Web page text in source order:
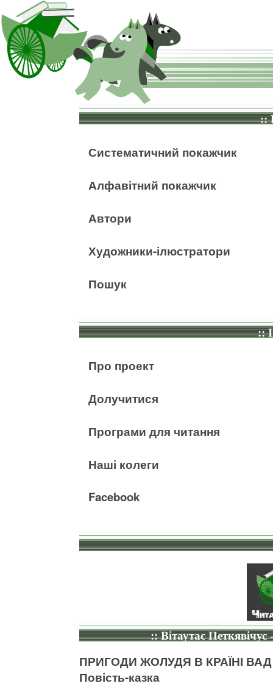
::
Систематичний покажчик
Алфавітний покажчик
Автори
Художники-ілюстратори
Пошук
::
Про проект
Долучитися
Програми для читання
Наші колеги
Facebook
:: Вітаутас
ПРИГОДИ ЖОЛУДЯ В КРАЇНІ ВАД
Повість-казка